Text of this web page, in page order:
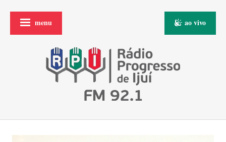
menu ao vivo